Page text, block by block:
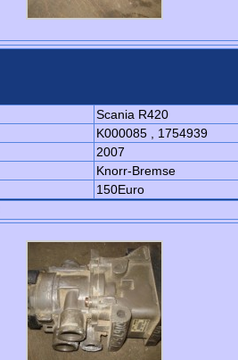
Scania R420
K000085 , 1754939
2007
Knorr-Bremse
150Euro